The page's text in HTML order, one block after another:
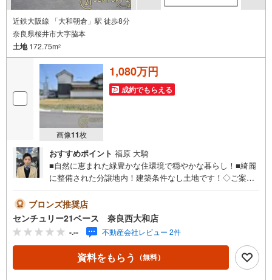
近鉄大阪線 「大和朝倉」駅 徒歩8分
奈良県桜井市大字脇本
土地172.75m2
画像11枚
1,080万円
成約でもらえる
おすすめポイント 福原 大騎
■自然に恵まれた緑豊かな住環境で穏やかな暮らし！■綺麗
に整備された分譲地内！建築条件なし土地です！◇ご案内
時間でもご見学可！・今から見たい！というお声にもご対
応できます！◇住宅ローンもお任せください！◇・提携銀
行多数あり（地方銀行・都市銀行・信用金庫etc）・優遇後
適用金利 0.875％～（審査内容により異なります）--- ◇◇
Yahoo！不動産キャンペーン対象店舗 ◇◇ ----当店で物件を
成約いただくとPayPayボーナスライトがもらえる【Yaho
ブロンズ推奨店
センチュリー21ベース 奈良西大和店
-.-- 不動産会社レビュー 2件
資料をもらう （無料）